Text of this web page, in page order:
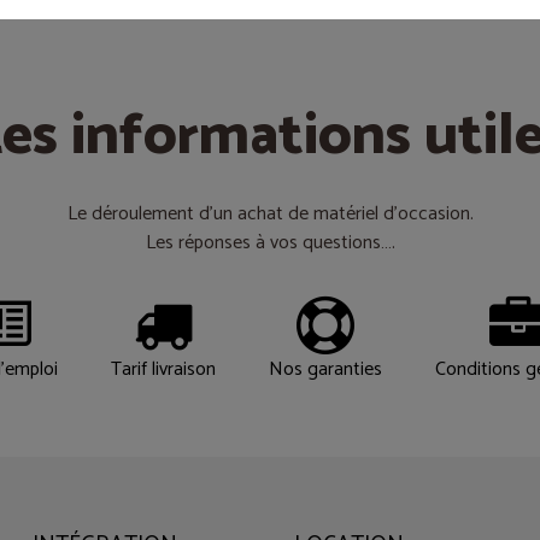
informations
Le déroulement d’un achat de matériel d’occasion.
Les réponses à vos questions….
Tarif livraison Nos garanties Conditions